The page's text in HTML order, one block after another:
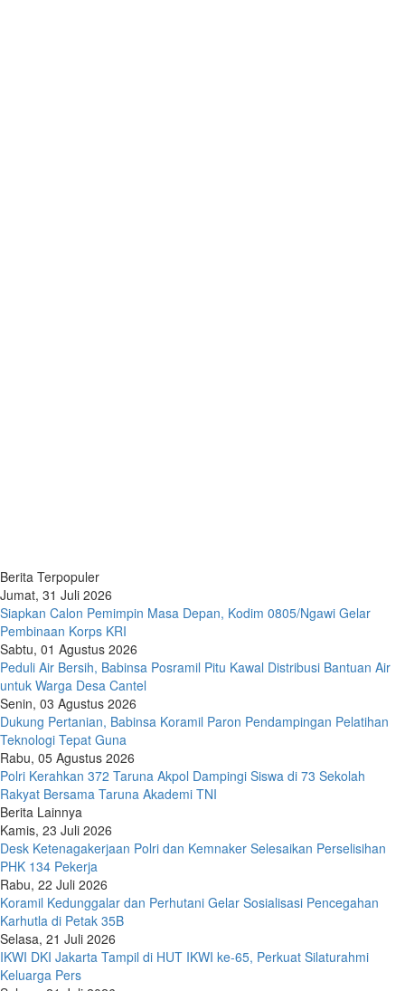
Berita Terpopuler
Jumat, 31 Juli 2026
Siapkan Calon Pemimpin Masa Depan, Kodim 0805/Ngawi Gelar
Pembinaan Korps KRI
Sabtu, 01 Agustus 2026
Peduli Air Bersih, Babinsa Posramil Pitu Kawal Distribusi Bantuan Air
untuk Warga Desa Cantel
Senin, 03 Agustus 2026
Dukung Pertanian, Babinsa Koramil Paron Pendampingan Pelatihan
Teknologi Tepat Guna
Rabu, 05 Agustus 2026
Polri Kerahkan 372 Taruna Akpol Dampingi Siswa di 73 Sekolah
Rakyat Bersama Taruna Akademi TNI
Berita Lainnya
Kamis, 23 Juli 2026
Desk Ketenagakerjaan Polri dan Kemnaker Selesaikan Perselisihan
PHK 134 Pekerja
Rabu, 22 Juli 2026
Koramil Kedunggalar dan Perhutani Gelar Sosialisasi Pencegahan
Karhutla di Petak 35B
Selasa, 21 Juli 2026
IKWI DKI Jakarta Tampil di HUT IKWI ke-65, Perkuat Silaturahmi
Keluarga Pers